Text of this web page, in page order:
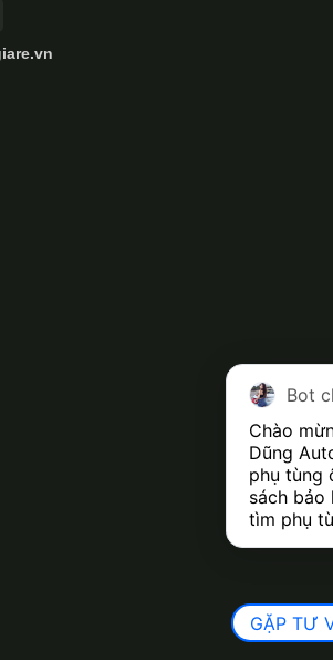
Bot
Chào
Dũng
phụ tùng
sách bảo
tìm phụ
GẶP TƯ